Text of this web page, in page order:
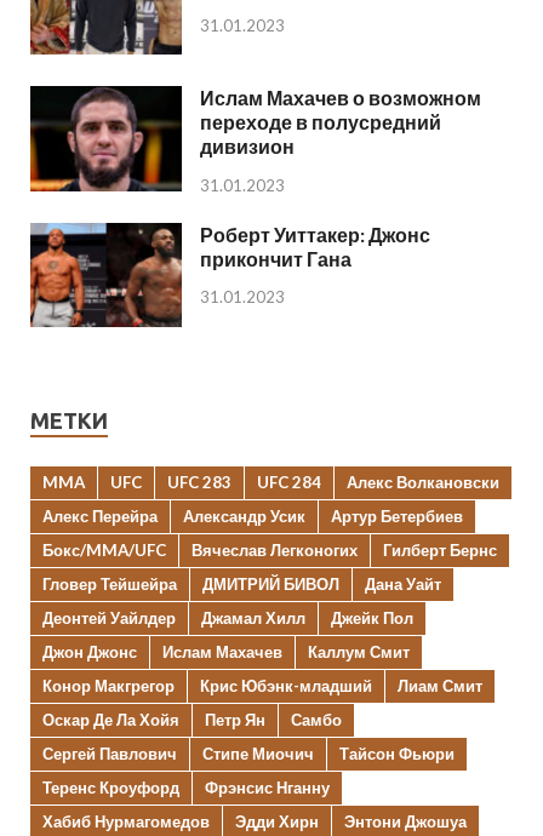
31.01.2023
Ислам Махачев о возможном
переходе в полусредний
дивизион
31.01.2023
Роберт Уиттакер: Джонс
прикончит Гана
31.01.2023
МЕТКИ
MMA UFC UFC 283 UFC 284
Алекс Волкановски
Алекс Перейра
Александр Усик
Артур Бетербиев
Бокс/MMA/UFC
Вячеслав Легконогих
Гилберт Бернс
Гловер Тейшейра
ДМИТРИЙ БИВОЛ
Дана Уайт
Деонтей Уайлдер
Джамал Хилл
Джейк Пол
Джон Джонс
Ислам Махачев
Каллум Смит
Конор Макгрегор
Крис Юбэнк-младший
Лиам Смит
Оскар Де Ла Хойя
Петр Ян
Самбо
Сергей Павлович
Стипе Миочич
Тайсон Фьюри
Теренс Кроуфорд
Фрэнсис Нганну
Хабиб Нурмагомедов
Эдди Хирн
Энтони Джошуа